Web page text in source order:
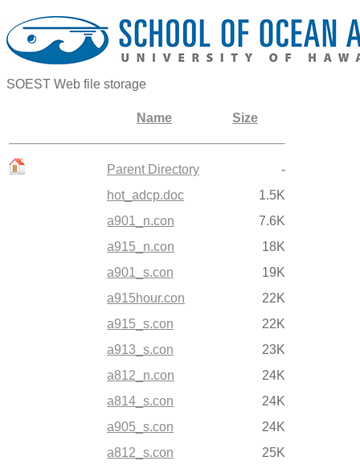
SOEST Web file storage
Name Size
Parent Directory
-
hot_adcp.doc
1.5K
a901_n.con
7.6K
a915_n.con
18K
a901_s.con
19K
a915hour.con
22K
a915_s.con
22K
a913_s.con
23K
a812_n.con
24K
a814_s.con
24K
a905_s.con
24K
a812_s.con
25K